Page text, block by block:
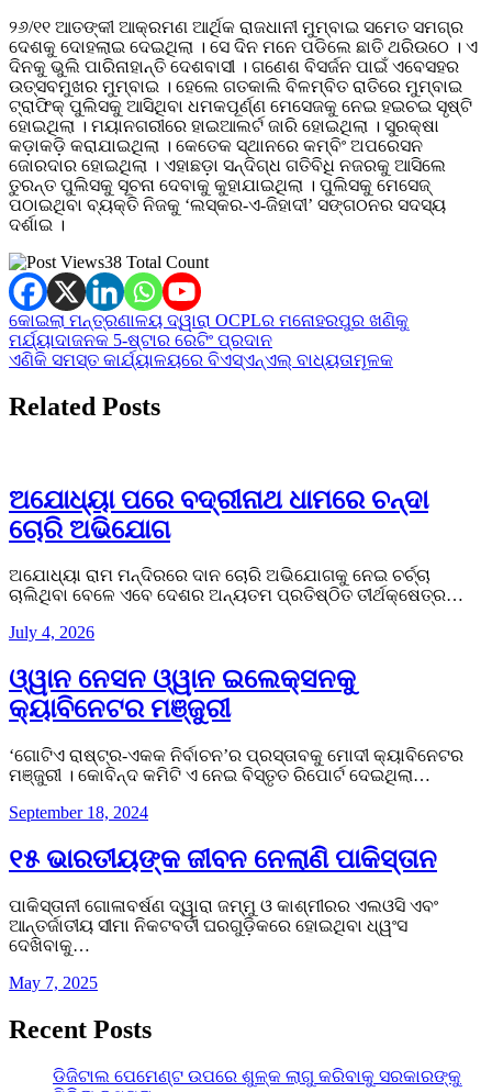
୨୬/୧୧ ଆତଙ୍କୀ ଆକ୍ରମଣ ଆର୍ଥିକ ରାଜଧାନୀ ମୁମ୍ବାଇ ସମେତ ସମଗ୍ର
ଦେଶକୁ ଦୋହଲାଇ ଦେଇଥିଲା । ସେ ଦିନ ମନେ ପଡିଲେ ଛାତି ଥରିଉଠେ । ଏ
ଦିନକୁ ଭୁଲି ପାରିନାହାନ୍ତି ଦେଶବାସୀ । ଗଣେଶ ବିସର୍ଜନ ପାଇଁ ଏବେସହର
ଉତ୍ସବମୁଖର ମୁମ୍ବାଇ । ହେଲେ ଗତକାଲି ବିଳମ୍ବିତ ରାତିରେ ମୁମ୍ବାଇ
ଟ୍ରାଫିକ୍ ପୁଲିସକୁ ଆସିଥିବା ଧମକପୂର୍ଣ୍ଣ ମେସେଜକୁ ନେଇ ହଇଚଇ ସୃଷ୍ଟି
ହୋଇଥିଲା । ମୟାନଗରୀରେ ହାଇଆଲର୍ଟ ଜାରି ହୋଇଥିଲା । ସୁରକ୍ଷା
କଡ଼ାକଡ଼ି କରାଯାଇଥିଲା । କେତେକ ସ୍ଥାନରେ କମ୍ବିଂ ଅପରେସନ
ଜୋରଦାର ହୋଇଥିଲା । ଏହାଛଡ଼ା ସନ୍ଦିଗ୍ଧ ଗତିବିଧି ନଜରକୁ ଆସିଲେ
ତୁରନ୍ତ ପୁଲିସକୁ ସୂଚନା ଦେବାକୁ କୁହାଯାଇଥିଲା । ପୁଲିସକୁ ମେସେଜ୍‌
ପଠାଇଥିବା ବ୍ୟକ୍ତି ନିଜକୁ ‘ଲସ୍କର-ଏ-ଜିହାଦୀ’ ସଙ୍ଗଠନର ସଦସ୍ୟ
ଦର୍ଶାଇ ।
38 Total Count
Post
navigation
କୋଇଲା ମନ୍ତ୍ରଣାଳୟ ଦ୍ୱାରା OCPLର ମନୋହରପୁର ଖଣିକୁ
ମର୍ଯ୍ୟାଦାଜନକ 5-ଷ୍ଟାର ରେଟିଂ ପ୍ରଦାନ
ଏଣିକି ସମସ୍ତ କାର୍ଯ୍ୟାଳୟରେ ବିଏସ୍‌ଏନ୍‌ଏଲ୍‌ ବାଧ୍ୟତାମୂଳକ
Related Posts
ଅଯୋଧ୍ୟା ପରେ ବଦ୍ରୀନାଥ ଧାମରେ ଚନ୍ଦା
ଚୋରି ଅଭିଯୋଗ
ଅଯୋଧ୍ୟା ରାମ ମନ୍ଦିରରେ ଦାନ ଚୋରି ଅଭିଯୋଗକୁ ନେଇ ଚର୍ଚ୍ଚା
ଚାଲିଥିବା ବେଳେ ଏବେ ଦେଶର ଅନ୍ୟତମ ପ୍ରତିଷ୍ଠିତ ତୀର୍ଥକ୍ଷେତ୍ର…
July 4, 2026
ଓ୍ୱାନ ନେସନ ଓ୍ୱାନ ଇଲେକ୍ସନକୁ
କ୍ୟାବିନେଟର ମଞ୍ଜୁରୀ
‘ଗୋଟିଏ ରାଷ୍ଟ୍ର-ଏକକ ନିର୍ବାଚନ’ର ପ୍ରସ୍ତାବକୁ ମୋଦୀ କ୍ୟାବିନେଟର
ମଞ୍ଜୁରୀ । କୋବିନ୍ଦ କମିଟି ଏ ନେଇ ବିସ୍ତୃତ ରିପୋର୍ଟ ଦେଇଥିଲା…
September 18, 2024
୧୫ ଭାରତୀୟଙ୍କ ଜୀବନ ନେଲାଣି ପାକିସ୍ତାନ
ପାକିସ୍ତାନୀ ଗୋଳାବର୍ଷଣ ଦ୍ୱାରା ଜମ୍ମୁ ଓ କାଶ୍ମୀରର ଏଲଓସି ଏବଂ
ଆନ୍ତର୍ଜାତୀୟ ସୀମା ନିକଟବର୍ତୀ ଘରଗୁଡ଼ିକରେ ହୋଇଥିବା ଧ୍ୱଂସ
ଦେଖିବାକୁ…
May 7, 2025
Recent Posts
ଡିଜିଟାଲ ପେମେଣ୍ଟ ଉପରେ ଶୁଳ୍କ ଲାଗୁ କରିବାକୁ ସରକାରଙ୍କୁ